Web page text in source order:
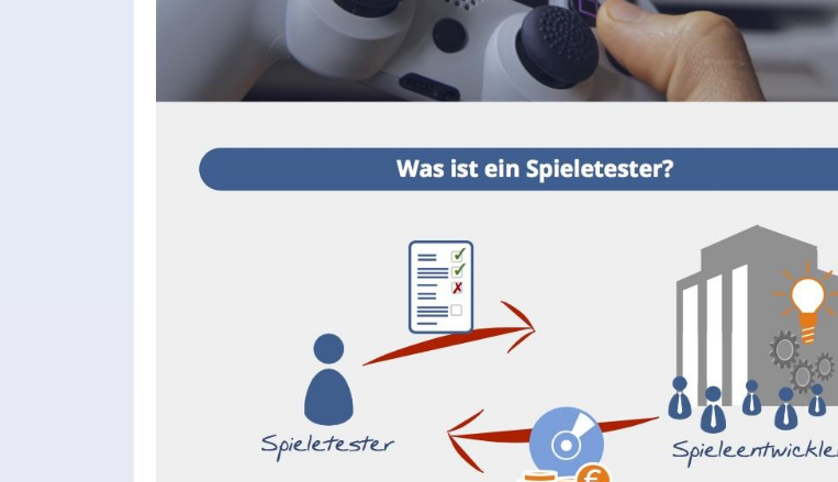
Arbeitslosengeld: Wofür